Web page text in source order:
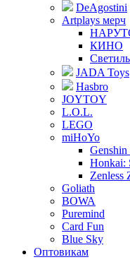
DeAgostini
Artplays мерч
КИНО
JADA Toys
Hasbro
JOYTOY
L.O.L.
LEGO
miHoYo
Genshin
Honkai:
Zenless
Goliath
BOWA
Puremind
Card Fun
Blue Sky
Оптовикам